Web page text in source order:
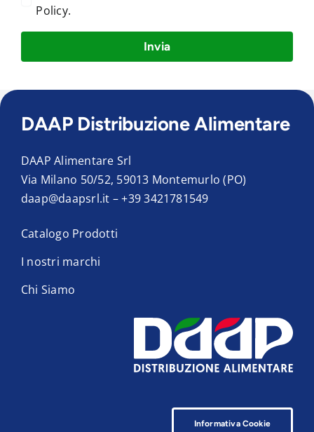
Policy.
Invia
DAAP Distribuzione Alimentare
DAAP Alimentare Srl
Via Milano 50/52, 59013 Montemurlo (PO)
daap@daapsrl.it –+39 3421781549
Catalogo Prodotti
I nostri marchi
Chi Siamo
Informativa Cookie